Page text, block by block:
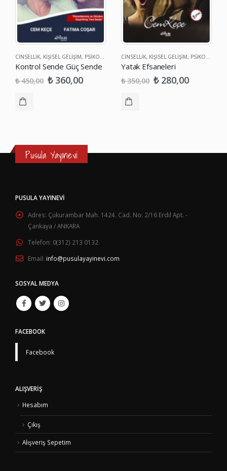
CINSELLIK, KIŞISEL GELIŞIM, PSIKOLOJI SAĞLIK
Kontrol Sende Güç Sende
₺450,00 ₺360,00
CINSELLIK, KIŞISEL GELIŞIM, PSIKOLOJI
Yatak Efsaneleri
₺350,00 ₺280,00
Pusula Yayınevi
PUSULA YAYINEVI
Adres: Çukurambar Mah. 1424. Cad. No: 2/16 Erdil Apt. -
Çankaya / ANKARA
Telefon: 0(312) 213 0132
Email: info@pusulayayinevi.com
SOSYAL MEDYA
FACEBOOK
Facebook
ALIŞVERIŞ
Hesabım
Çıkış
Alışveriş Sepetim